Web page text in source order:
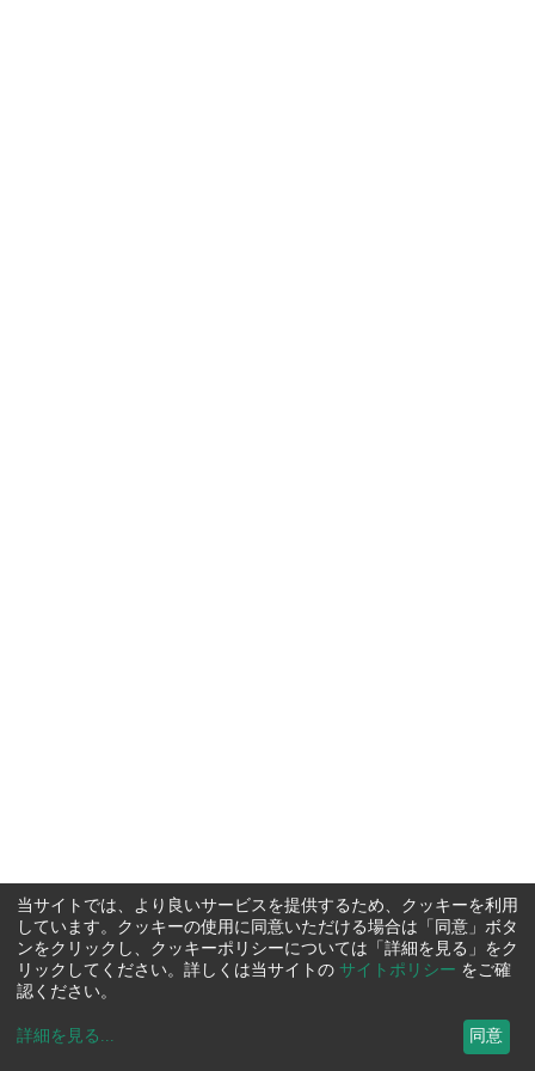
当サイトでは、より良いサービスを提供するため、クッキーを利用
しています。クッキーの使用に同意いただける場合は「同意」ボタ
ンをクリックし、クッキーポリシーについては「詳細を見る」をク
リックしてください。詳しくは当サイトの サイトポリシー をご確
認ください。
詳細を見る ... 同意